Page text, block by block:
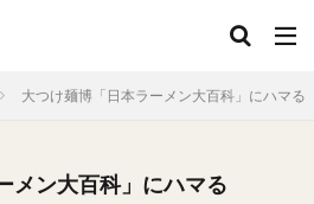
大つけ麺博「日本ラーメン大百科」にハマる
メン大百科」にハマる